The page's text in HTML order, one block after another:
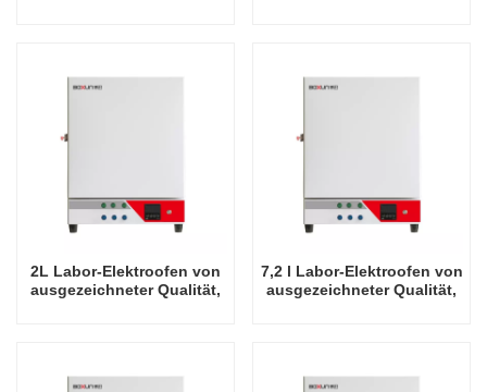
2L Labor-Elektroofen von
ausgezeichneter Qualität,
7,2 l Labor-Elektroofen von
ausgezeichneter Qualität,